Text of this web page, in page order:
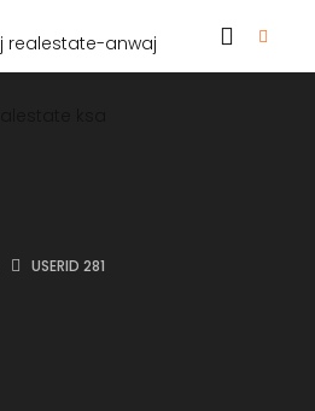
USERID 281